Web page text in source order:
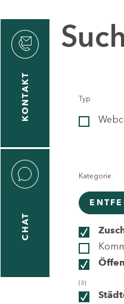
KONTAKT
CHAT
Typ
Kategorie
(3)